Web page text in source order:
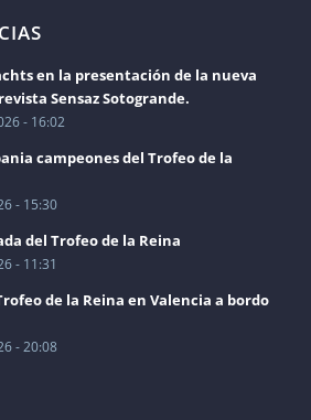
en la presentación de la nueva
Sensaz Sotogrande.
- 16:02
campeones del Trofeo de la
- 15:30
del Trofeo de la Reina
- 11:31
de la Reina en Valencia a bordo
- 20:08